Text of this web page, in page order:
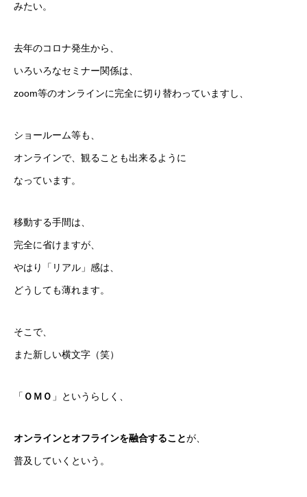
みたい。
去年のコロナ発生から、
いろいろなセミナー関係は、
zoom等のオンラインに完全に切り替わっていますし、
ショールーム等も、
オンラインで、観ることも出来るように
なっています。
移動する手間は、
完全に省けますが、
やはり「リアル」感は、
どうしても薄れます。
そこで、
また新しい横文字（笑）
「 ＯＭＯ 」というらしく、
オンラインとオフラインを融合することが、
普及していくという。